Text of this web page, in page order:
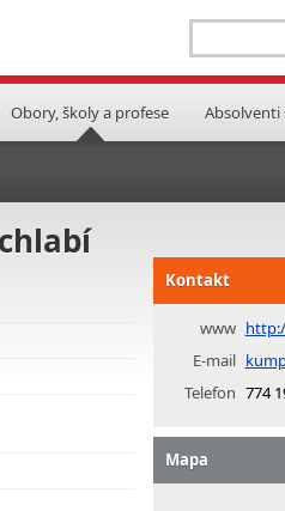
Obory, školy a profese Absolventi
Kontakt
www
E-mail
Telefon 774
Mapa